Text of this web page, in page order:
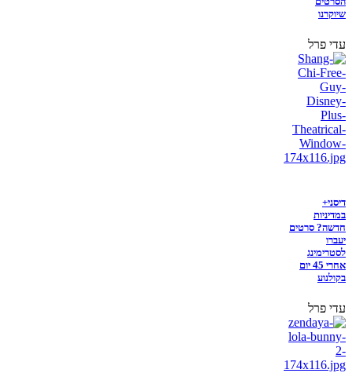
שיוקרנו
עדי פרל
דיסני+
במדיניות
חדשה? סרטים
יעברו
לסטרימינג
אחרי 45 יום
בקולנוע
עדי פרל